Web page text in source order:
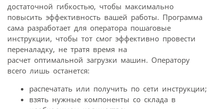
достаточной гибкостью, чтобы максимально
повысить эффективность вашей работы. Программа
сама разработает для оператора пошаговые
инструкции, чтобы тот смог эффективно провести
переналадку, не тратя время на
расчет оптимальной загрузки машин. Оператору
всего лишь останется:
распечатать или получить по сети инструкции;
взять нужные компоненты со склада в